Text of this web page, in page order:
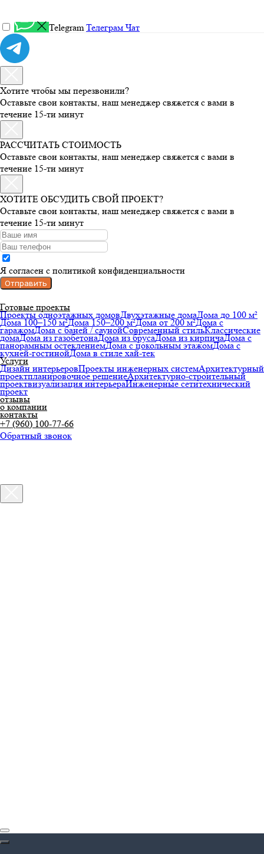
TelegramТелеграм Чат
Хотите чтобы мы перезвонили?
Оставьте свои контакты, наш менеджер свяжется с вами в
течение 15-ти минут
РАССЧИТАТЬ СТОИМОСТЬ
Оставьте свои контакты, наш менеджер свяжется с вами в
течение 15-ти минут
ХОТИТЕ ОБСУДИТЬ СВОЙ ПРОЕКТ?
Оставьте свои контакты, наш менеджер свяжется с вами в
течение 15-ти минут
Я согласен с политикой конфиденциальности
Отправить
Готовые проекты
Проекты одноэтажных домовДвухэтажные домаДома до 100 м²
Дома 100–150 м²Дома 150–200 м²Дома от 200 м²Дома с
гаражомДома с баней / саунойСовременный стильКлассические
домаДома из газобетонаДома из брусаДома из кирпичаДома с
панорамным остеклениемДома с цокольным этажомДома с
кухней-гостинойДома в стиле хай-тек
Услуги
Дизайн интерьеровПроекты инженерных системАрхитектурный
проектпланировочное решениеАрхитектурно-строительный
проектвизуализация интерьераИнженерные сетитехнический
проект
отзывы
о компании
контакты
+7 (960) 100-77-66
Обратный звонок